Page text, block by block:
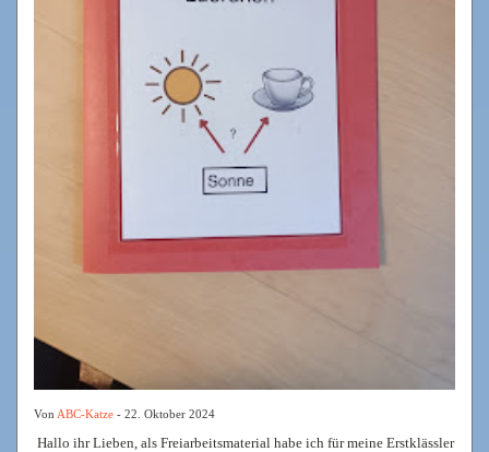
Von ABC-Katze - 22. Oktober 2024
Hallo ihr Lieben, als Freiarbeitsmaterial habe ich für meine Erstklässler